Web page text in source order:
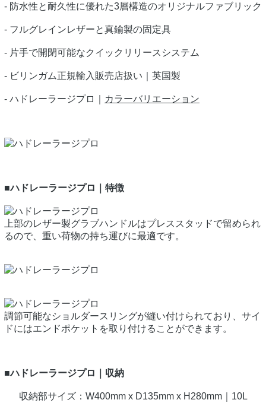
- 防水性と耐久性に優れた3層構造のオリジナルファブリック
- フルグレインレザーと真鍮製の固定具
- 片手で開閉可能なクイックリリースシステム
- ビリンガム正規輸入販売店扱い｜英国製
- ハドレーラージプロ｜ カラーバリエーション
■ハドレーラージプロ｜特徴
上部のレザー製グラブハンドルはプレススタッドで留められ
るので、重い荷物の持ち運びに最適です。
調節可能なショルダースリングが縫い付けられており、サイ
ドにはエンドポケットを取り付けることができます。
■ハドレーラージプロ｜収納
収納部サイズ：W400mm x D135mm x H280mm｜10L